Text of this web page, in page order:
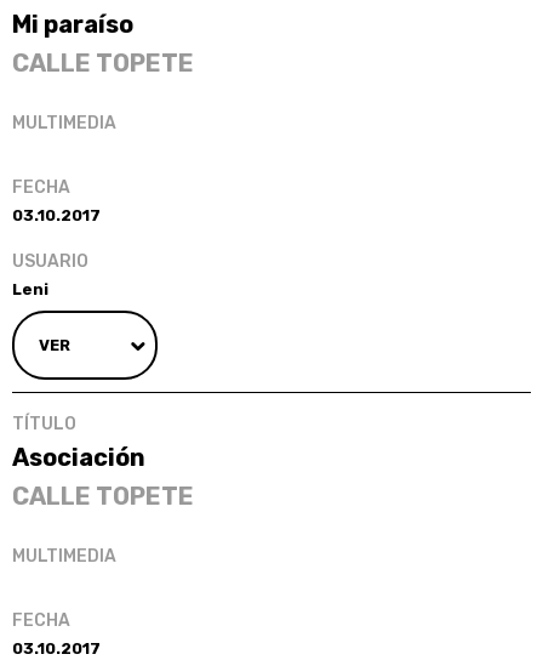
Mi paraíso
CALLE TOPETE
VER
03.10.2017
Leni
Asociación
CALLE TOPETE
03.10.2017